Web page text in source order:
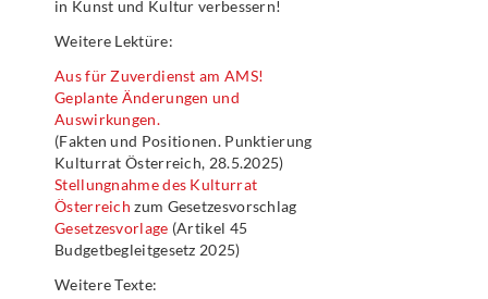
in Kunst und Kultur verbessern!
Weitere Lektüre:
Aus für Zuverdienst am AMS!
Geplante Änderungen und
Auswirkungen.
(Fakten und Positionen. Punktierung
Kulturrat Österreich, 28.5.2025)
Stellungnahme des Kulturrat
Österreich zum Gesetzesvorschlag
Gesetzesvorlage (Artikel 45
Budgetbegleitgesetz 2025)
Weitere Texte: